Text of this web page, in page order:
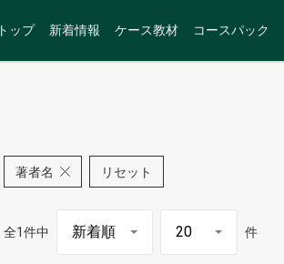
トップ 新着情報 ケース教材 コースパック
著者名 リセット
全1件中 件